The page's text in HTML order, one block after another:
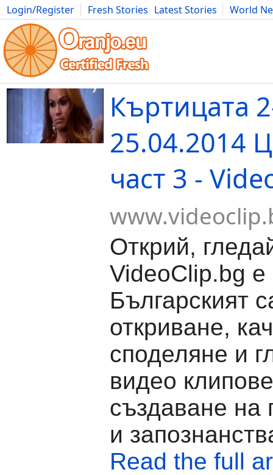
Login/Register Fresh Stories Latest Stories
World
Movies Anime Music Art Cars Advice Science
Къртицата
25.04.2014
част 3 -
Открий,
VideoClip.bg е
Българският
откриване,
споделяне и
видео
създаване на
и
Read the full